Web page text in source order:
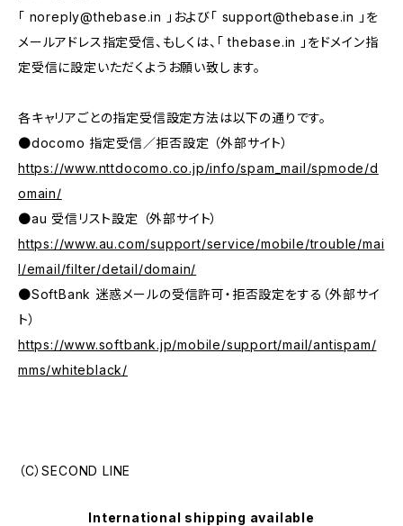
「 noreply@thebase.in 」および「 support@thebase.in
」を
メールアドレス指定受信、もしくは、「 thebase.in 」をドメイン指
定受信に設定いただくようお願い致します。
各キャリアごとの指定受信設定方法は以下の通りです。
●docomo 指定受信／拒否設定 （外部サイト）
https://www.nttdocomo.co.jp/info/spam_mail/spmode/d
omain/
●au 受信リスト設定 （外部サイト）
https://www.au.com/support/service/mobile/trouble/mai
l/email/filter/detail/domain/
●SoftBank 迷惑メールの受信許可・拒否設定をする（外部サイ
ト）
https://www.softbank.jp/mobile/support/mail/antispam/
mms/whiteblack/
（C）SECOND LINE
International shipping available